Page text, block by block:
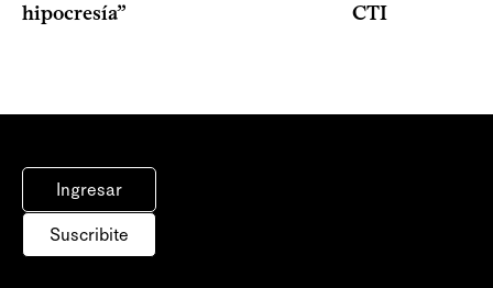
hipocresía”
CTI
Ingresar
Suscribite